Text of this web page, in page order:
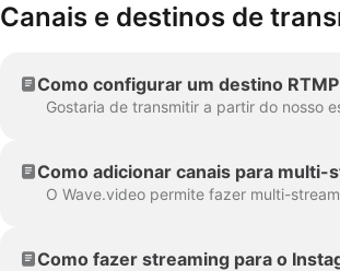
Canais e destinos de
Como configurar um destino
Como adicionar canais para multi-
Como fazer streaming para o